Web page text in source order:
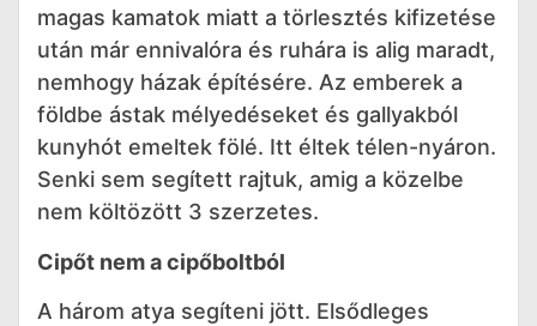
magas kamatok miatt a törlesztés kifizetése
után már ennivalóra és ruhára is alig maradt,
nemhogy házak építésére. Az emberek a
földbe ástak mélyedéseket és gallyakból
kunyhót emeltek fölé. Itt éltek télen-nyáron.
Senki sem segített rajtuk, amig a közelbe
nem költözött 3 szerzetes.
Cipőt nem a cipőboltból
A három atya segíteni jött. Elsődleges